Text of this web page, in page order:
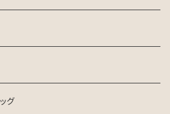
グ